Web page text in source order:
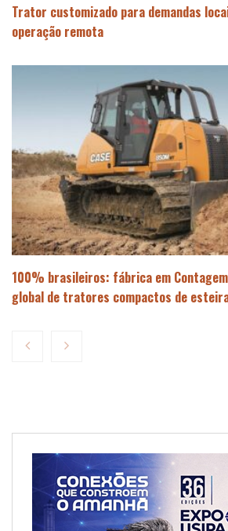
Trator customizado para demandas
operação remota
100% brasileiros: fábrica em
global de tratores compactos de